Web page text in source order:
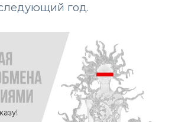
год.